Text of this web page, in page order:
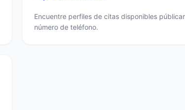
Encuentre perfiles de citas disponibles
número de teléfono.